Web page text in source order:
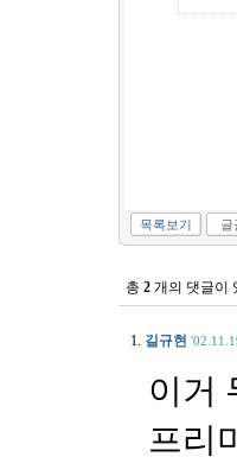
목록보기 글
총 2 개의 댓글이
1. 길규현
이거
프리